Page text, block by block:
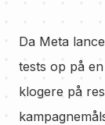
Da Meta
tests op på
klogere på